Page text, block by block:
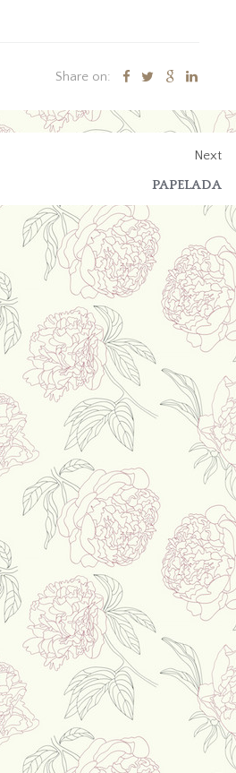
Share on:
Next
PAPELADA